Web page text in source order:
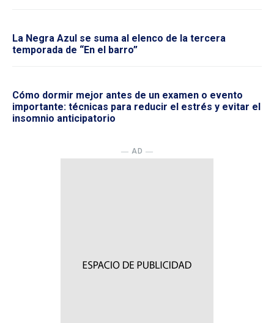
La Negra Azul se suma al elenco de la tercera
temporada de “En el barro”
Cómo dormir mejor antes de un examen o evento
importante: técnicas para reducir el estrés y evitar el
insomnio anticipatorio
― AD ―